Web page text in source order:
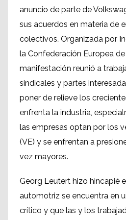
anuncio de parte de
sus acuerdos en materia de
colectivos. Organizada por
la Confederación Europea
manifestación reunió a
sindicales y partes
poner de relieve los
enfrenta la industria,
las empresas optan por los
(VE) y se enfrentan a
vez mayores.
Georg Leutert hizo hincapié
automotriz se encuentra en
crítico y que las y los